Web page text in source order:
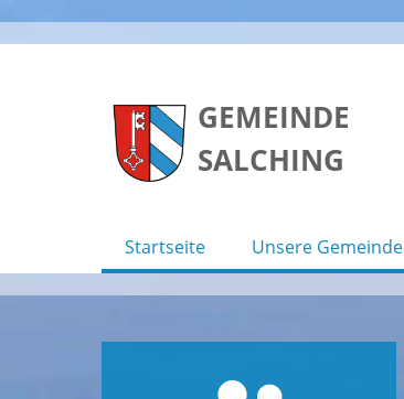
GEMEINDE
SALCHING
Startseite Unsere Gemeinde